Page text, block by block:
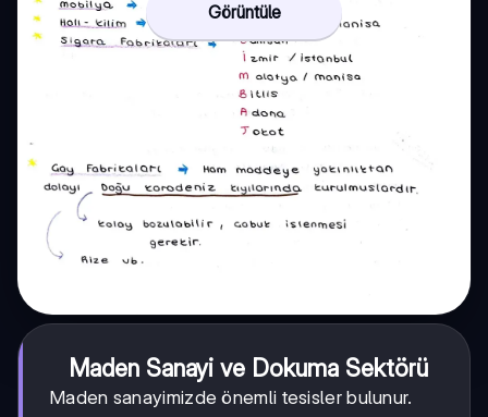
Görüntüle
Maden Sanayi ve Dokuma Sektörü
Maden sanayimizde önemli tesisler bulunur.